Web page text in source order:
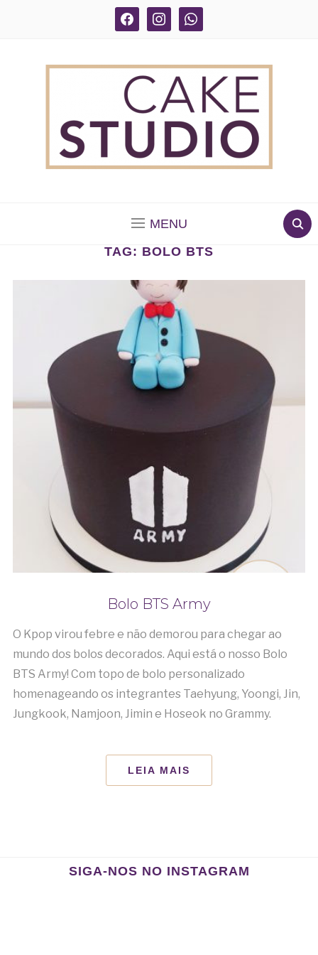
facebook instagram whatsapp
MENU
TAG: BOLO BTS
Bolo BTS Army
O Kpop virou febre e não demorou para chegar ao
mundo dos bolos decorados. Aqui está o nosso Bolo
BTS Army! Com topo de bolo personalizado
homenageando os integrantes Taehyung, Yoongi, Jin,
Jungkook, Namjoon, Jimin e Hoseok no Grammy.
LEIA MAIS
SIGA-NOS NO INSTAGRAM